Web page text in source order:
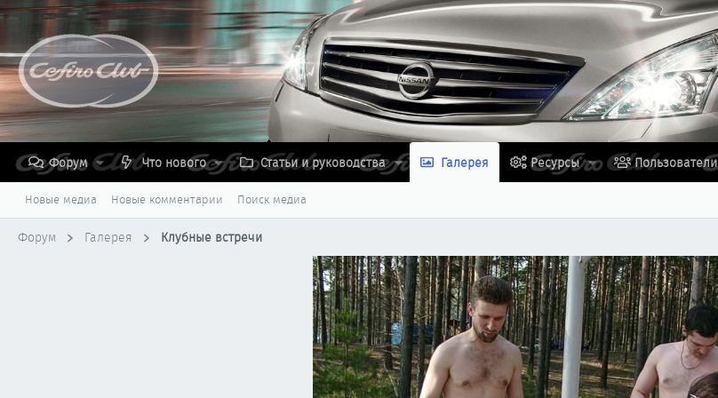
Форум Что нового Статьи и руководства Галерея Ресурсы Пользователи
Новые медиа Новые комментарии Поиск медиа
Форум Галерея Клубные встречи